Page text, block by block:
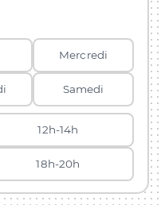
Mercredi
Samedi
12h-14h
18h-20h